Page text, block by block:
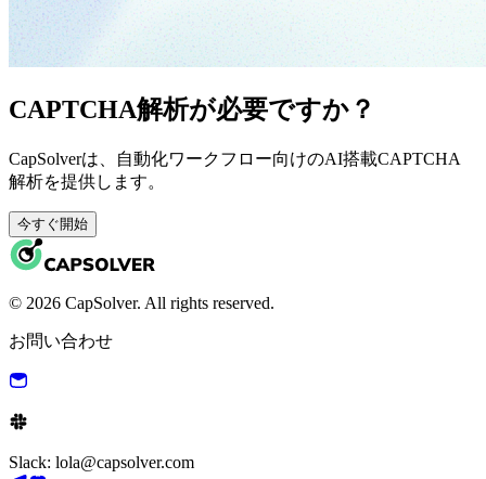
CAPTCHA解析が必要ですか？
CapSolverは、自動化ワークフロー向けのAI搭載CAPTCHA
解析を提供します。
今すぐ開始
© 2026 CapSolver. All rights reserved.
お問い合わせ
Slack: lola@capsolver.com